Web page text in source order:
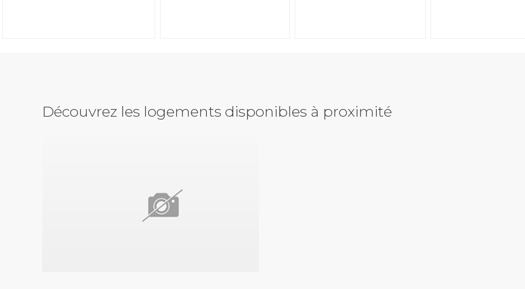
Découvrez les logements disponibles à proximité